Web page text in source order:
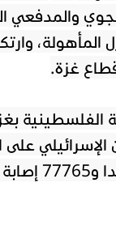
والمدفعي
المأهولة،
غزة.
الفلسطينية
الإسرائيلي
إلى 34568